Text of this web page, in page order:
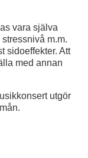
vara själva
m.m.
sidoeffekter. Att
med annan
utgör